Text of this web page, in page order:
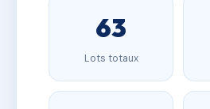
63
Lots totaux